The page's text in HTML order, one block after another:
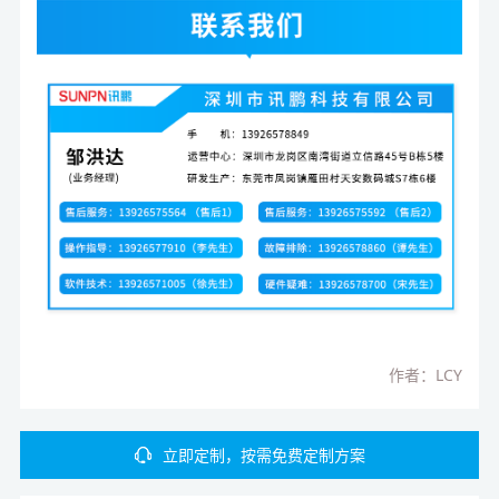
作者：LCY
立即定制，按需免费定制方案